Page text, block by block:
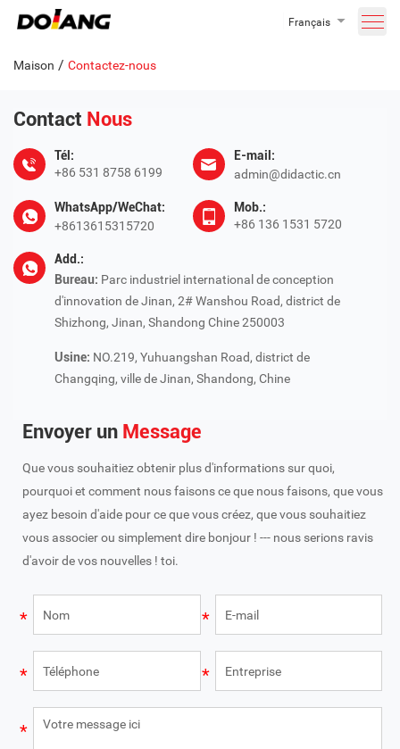
Français
Maison / Contactez-nous
Contact Nous
Tél:
+86 531 8758 6199
E-mail:
admin@didactic.cn
WhatsApp/WeChat:
+8613615315720
Mob.:
+86 136 1531 5720
Add.:
Bureau: Parc industriel international de conception
d'innovation de Jinan, 2# Wanshou Road, district de
Shizhong, Jinan, Shandong Chine 250003
Usine: NO.219, Yuhuangshan Road, district de
Changqing, ville de Jinan, Shandong, Chine
Envoyer un Message
Que vous souhaitiez obtenir plus d'informations sur quoi,
pourquoi et comment nous faisons ce que nous faisons, que vous
ayez besoin d'aide pour ce que vous créez, que vous souhaitiez
vous associer ou simplement dire bonjour ! --- nous serions ravis
d'avoir de vos nouvelles ! toi.